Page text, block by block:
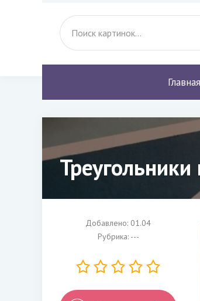
Главная
Добавлено: 01.04
Рубрика: ---